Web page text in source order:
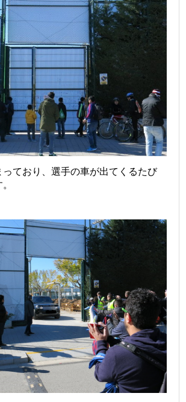
っており、選手の車が出てくるたび